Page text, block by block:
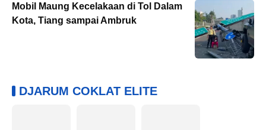
Mobil Maung Kecelakaan di Tol Dalam
Kota, Tiang sampai Ambruk
DJARUM COKLAT ELITE